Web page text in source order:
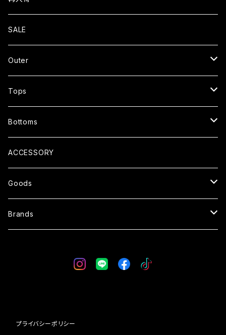
SALE
Outer
JACKET
CARDIGAN
COAT
Tops
T-SHIRTS
SHIRTS
SWEATER
SWEAT
Bottoms
PANTS
SHORTS
OVERALL
ACCESSORY
Goods
SUNGLASSES
Brands
プライバシーポリシー